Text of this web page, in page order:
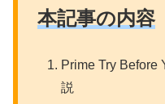
本記事の内容
Prime Try Before
説